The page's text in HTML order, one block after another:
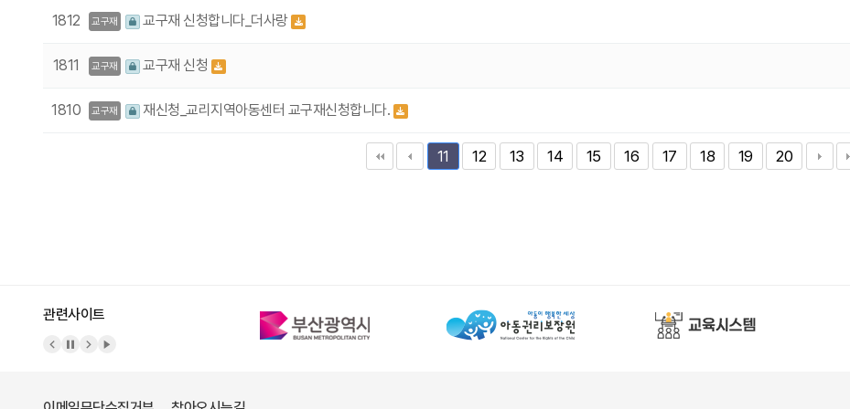
1812 교구재 교구재 신청합니다_더사랑
1811 교구재 교구재 신청
1810 교구재 재신청_교리지역아동센터 교구재신청합니다.
11 12 13 14 15 16 17 18 19 20
맨끝
관련사이트